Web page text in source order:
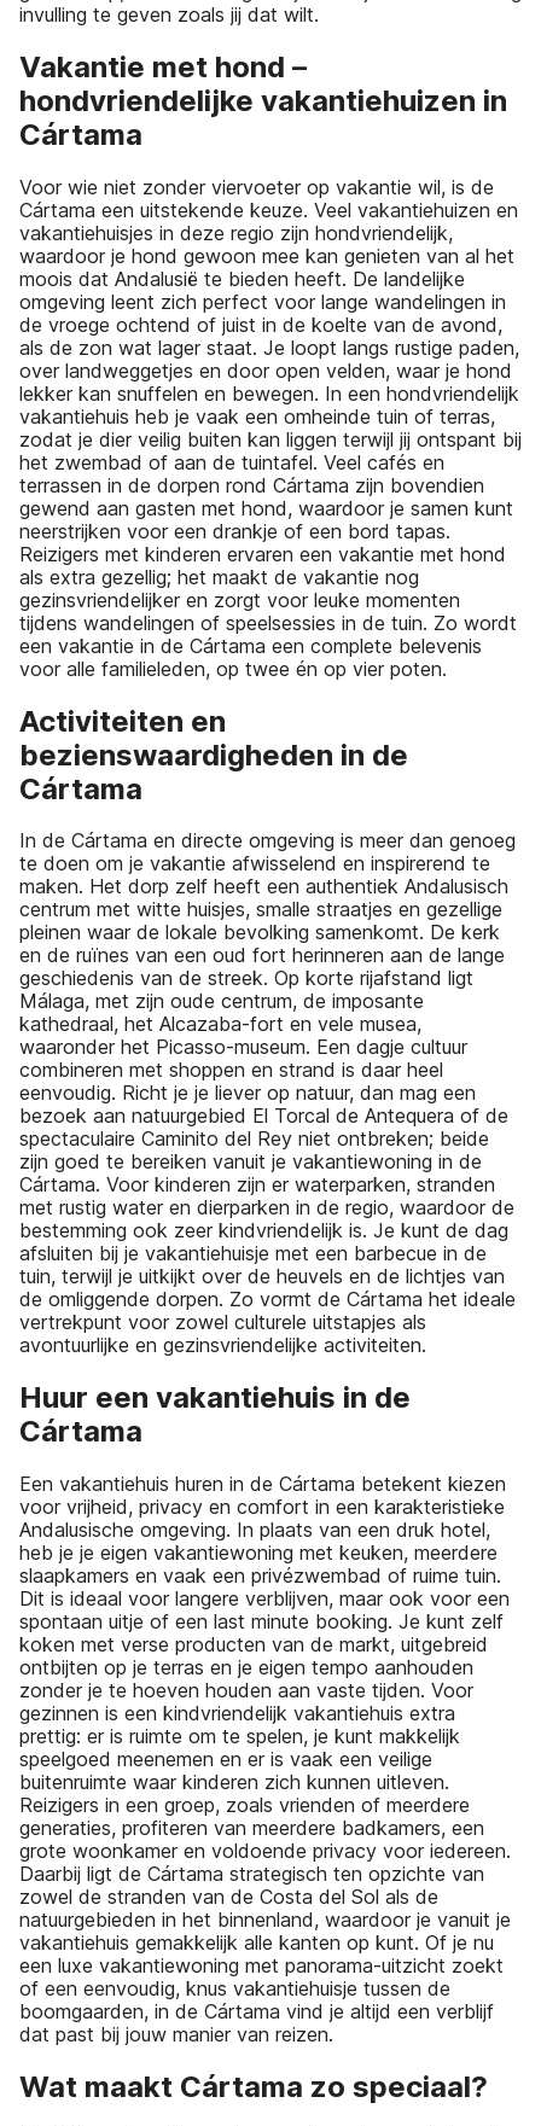
invulling te geven zoals jij dat wilt.
Vakantie met hond –
hondvriendelijke vakantiehuizen in
Cártama
Voor wie niet zonder viervoeter op vakantie wil, is de
Cártama een uitstekende keuze. Veel vakantiehuizen en
vakantiehuisjes in deze regio zijn hondvriendelijk,
waardoor je hond gewoon mee kan genieten van al het
moois dat Andalusië te bieden heeft. De landelijke
omgeving leent zich perfect voor lange wandelingen in
de vroege ochtend of juist in de koelte van de avond,
als de zon wat lager staat. Je loopt langs rustige paden,
over landweggetjes en door open velden, waar je hond
lekker kan snuffelen en bewegen. In een hondvriendelijk
vakantiehuis heb je vaak een omheinde tuin of terras,
zodat je dier veilig buiten kan liggen terwijl jij ontspant bij
het zwembad of aan de tuintafel. Veel cafés en
terrassen in de dorpen rond Cártama zijn bovendien
gewend aan gasten met hond, waardoor je samen kunt
neerstrijken voor een drankje of een bord tapas.
Reizigers met kinderen ervaren een vakantie met hond
als extra gezellig; het maakt de vakantie nog
gezinsvriendelijker en zorgt voor leuke momenten
tijdens wandelingen of speelsessies in de tuin. Zo wordt
een vakantie in de Cártama een complete belevenis
voor alle familieleden, op twee én op vier poten.
Activiteiten en
bezienswaardigheden in de
Cártama
In de Cártama en directe omgeving is meer dan genoeg
te doen om je vakantie afwisselend en inspirerend te
maken. Het dorp zelf heeft een authentiek Andalusisch
centrum met witte huisjes, smalle straatjes en gezellige
pleinen waar de lokale bevolking samenkomt. De kerk
en de ruïnes van een oud fort herinneren aan de lange
geschiedenis van de streek. Op korte rijafstand ligt
Málaga, met zijn oude centrum, de imposante
kathedraal, het Alcazaba-fort en vele musea,
waaronder het Picasso-museum. Een dagje cultuur
combineren met shoppen en strand is daar heel
eenvoudig. Richt je je liever op natuur, dan mag een
bezoek aan natuurgebied El Torcal de Antequera of de
spectaculaire Caminito del Rey niet ontbreken; beide
zijn goed te bereiken vanuit je vakantiewoning in de
Cártama. Voor kinderen zijn er waterparken, stranden
met rustig water en dierparken in de regio, waardoor de
bestemming ook zeer kindvriendelijk is. Je kunt de dag
afsluiten bij je vakantiehuisje met een barbecue in de
tuin, terwijl je uitkijkt over de heuvels en de lichtjes van
de omliggende dorpen. Zo vormt de Cártama het ideale
vertrekpunt voor zowel culturele uitstapjes als
avontuurlijke en gezinsvriendelijke activiteiten.
Huur een vakantiehuis in de
Cártama
Een vakantiehuis huren in de Cártama betekent kiezen
voor vrijheid, privacy en comfort in een karakteristieke
Andalusische omgeving. In plaats van een druk hotel,
heb je je eigen vakantiewoning met keuken, meerdere
slaapkamers en vaak een privézwembad of ruime tuin.
Dit is ideaal voor langere verblijven, maar ook voor een
spontaan uitje of een last minute booking. Je kunt zelf
koken met verse producten van de markt, uitgebreid
ontbijten op je terras en je eigen tempo aanhouden
zonder je te hoeven houden aan vaste tijden. Voor
gezinnen is een kindvriendelijk vakantiehuis extra
prettig: er is ruimte om te spelen, je kunt makkelijk
speelgoed meenemen en er is vaak een veilige
buitenruimte waar kinderen zich kunnen uitleven.
Reizigers in een groep, zoals vrienden of meerdere
generaties, profiteren van meerdere badkamers, een
grote woonkamer en voldoende privacy voor iedereen.
Daarbij ligt de Cártama strategisch ten opzichte van
zowel de stranden van de Costa del Sol als de
natuurgebieden in het binnenland, waardoor je vanuit je
vakantiehuis gemakkelijk alle kanten op kunt. Of je nu
een luxe vakantiewoning met panorama-uitzicht zoekt
of een eenvoudig, knus vakantiehuisje tussen de
boomgaarden, in de Cártama vind je altijd een verblijf
dat past bij jouw manier van reizen.
Wat maakt Cártama zo speciaal?